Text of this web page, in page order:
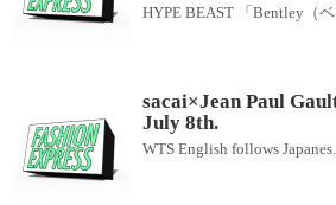
HYPE BEAST 「Bentley（
sacai×Jean Paul
July 8th.
WTS English follows